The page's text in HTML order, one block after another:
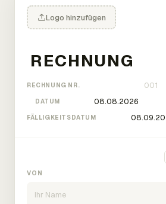
Logo hinzufügen
RECHNUNG NR.
DATUM
FÄLLIGKEITSDATUM
VON